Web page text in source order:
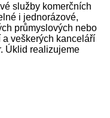
služby komerčních
i jednorázové,
průmyslových nebo
veškerých kanceláří
Úklid realizujeme